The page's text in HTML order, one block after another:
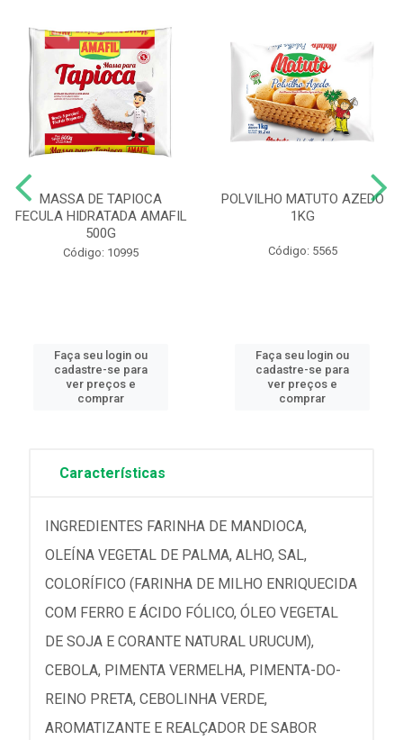
MASSA DE TAPIOCA
FECULA HIDRATADA AMAFIL
500G
Código: 10995
Faça seu login ou
cadastre-se para
ver preços e
comprar
POLVILHO MATUTO AZEDO
1KG
Código: 5565
Faça seu login ou
cadastre-se para
ver preços e
comprar
Características
INGREDIENTES FARINHA DE MANDIOCA,
OLEÍNA VEGETAL DE PALMA, ALHO, SAL,
COLORÍFICO (FARINHA DE MILHO ENRIQUECIDA
COM FERRO E ÁCIDO FÓLICO, ÓLEO VEGETAL
DE SOJA E CORANTE NATURAL URUCUM),
CEBOLA, PIMENTA VERMELHA, PIMENTA-DO-
REINO PRETA, CEBOLINHA VERDE,
AROMATIZANTE E REALÇADOR DE SABOR